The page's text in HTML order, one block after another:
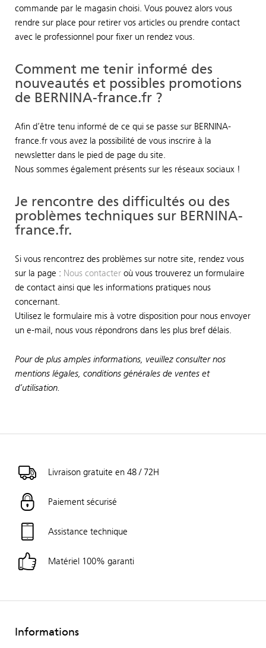
commande par le magasin choisi. Vous pouvez alors vous
rendre sur place pour retirer vos articles ou prendre contact
avec le professionnel pour fixer un rendez vous.
Comment me tenir informé des
nouveautés et possibles promotions
de BERNINA-france.fr ?
Afin d’être tenu informé de ce qui se passe sur BERNINA-
france.fr vous avez la possibilité de vous inscrire à la
newsletter dans le pied de page du site.
Nous sommes également présents sur les réseaux sociaux !
Je rencontre des difficultés ou des
problèmes techniques sur BERNINA-
france.fr.
Si vous rencontrez des problèmes sur notre site, rendez vous
sur la page : Nous contacter où vous trouverez un formulaire
de contact ainsi que les informations pratiques nous
concernant.
Utilisez le formulaire mis à votre disposition pour nous envoyer
un e-mail, nous vous répondrons dans les plus bref délais.
Pour de plus amples informations, veuillez consulter nos
mentions légales, conditions générales de ventes et
d’utilisation.
Livraison gratuite en 48 / 72H
Paiement sécurisé
Assistance technique
Matériel 100% garanti
Informations